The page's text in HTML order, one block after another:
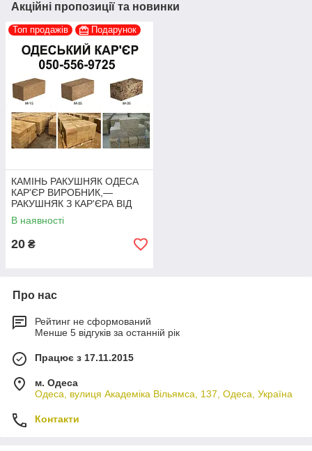
Акційні пропозиції та новинки
Топ продажів Подарунок
КАМІНЬ РАКУШНЯК ОДЕСА
КАР'ЄР ВИРОБНИК,—
РАКУШНЯК З КАР'ЄРА ВІД
ВИРОБНИКА В ОДЕСІ
В наявності
20 ₴
Про нас
Рейтинг не сформований
Менше 5 відгуків за останній рік
Працює з 17.11.2015
м. Одеса
Одеса, вулиця Академіка Вільямса, 137, Одеса, Україна
Контакти